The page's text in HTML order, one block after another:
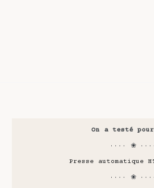
On a testé
···· ❀ ····
Presse automatique
···· ❀ ····